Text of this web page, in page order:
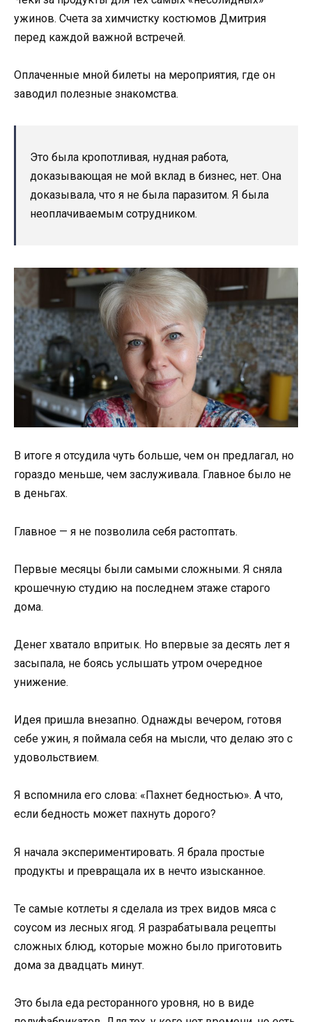
ужинов. Счета за химчистку костюмов Дмитрия
перед каждой важной встречей.
Оплаченные мной билеты на мероприятия, где он
заводил полезные знакомства.
Это была кропотливая, нудная работа,
доказывающая не мой вклад в бизнес, нет. Она
доказывала, что я не была паразитом. Я была
неоплачиваемым сотрудником.
В итоге я отсудила чуть больше, чем он предлагал, но
гораздо меньше, чем заслуживала. Главное было не
в деньгах.
Главное — я не позволила себя растоптать.
Первые месяцы были самыми сложными. Я сняла
крошечную студию на последнем этаже старого
дома.
Денег хватало впритык. Но впервые за десять лет я
засыпала, не боясь услышать утром очередное
унижение.
Идея пришла внезапно. Однажды вечером, готовя
себе ужин, я поймала себя на мысли, что делаю это с
удовольствием.
Я вспомнила его слова: «Пахнет бедностью». А что,
если бедность может пахнуть дорого?
Я начала экспериментировать. Я брала простые
продукты и превращала их в нечто изысканное.
Те самые котлеты я сделала из трех видов мяса с
соусом из лесных ягод. Я разрабатывала рецепты
сложных блюд, которые можно было приготовить
дома за двадцать минут.
Это была еда ресторанного уровня, но в виде